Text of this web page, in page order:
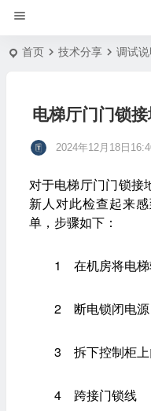
首页 技术分享 调试说
电梯厅门门锁
2024年12月18日
对于电梯厅门门锁接
新人对此检查起来
单，步骤如下：
1 在机房将电梯
2 断电锁闭电源
3 拆下控制柜上
4 跨接门锁线